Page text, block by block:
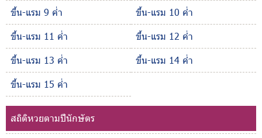
ขึ้น-แรม 9 ค่ำ
ขึ้น-แรม 10 ค่ำ
ขึ้น-แรม 11 ค่ำ
ขึ้น-แรม 12 ค่ำ
ขึ้น-แรม 13 ค่ำ
ขึ้น-แรม 14 ค่ำ
ขึ้น-แรม 15 ค่ำ
สถิติหวยตามปีนักษัตร